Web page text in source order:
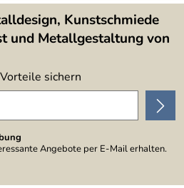
Kunstschmiede
und Metallgestaltung von
sichern
Angebote per E-Mail erhalten.
an andere Unternehmen
Zwecken wird in anonymer Form